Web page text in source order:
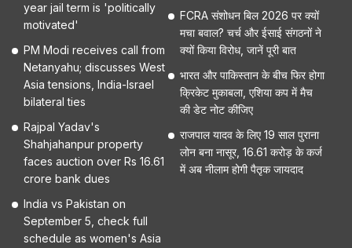
year jail term is 'politically
motivated'
PM Modi receives call from
Netanyahu; discusses West
Asia tensions, India-Israel
bilateral ties
Rajpal Yadav's
Shahjahanpur property
faces auction over Rs 16.61
crore bank dues
India vs Pakistan on
September 5, check full
schedule as women's Asia
FCRA संशोधन बिल 2026 पर क्यों
मचा बवाल? चर्च और ईसाई संगठनों ने
क्यों किया विरोध, जानें पूरी बात
भारत और पाकिस्तान के बीच फिर होगा
क्रिकेट मुकाबला, एशिया कप में मैच
की डेट नोट कीजिए
राजपाल यादव के लिए 19 साल पुराना
लोन बना नासूर, 16.61 करोड़ के कर्ज
में अब नीलाम होगी पैतृक जायदाद